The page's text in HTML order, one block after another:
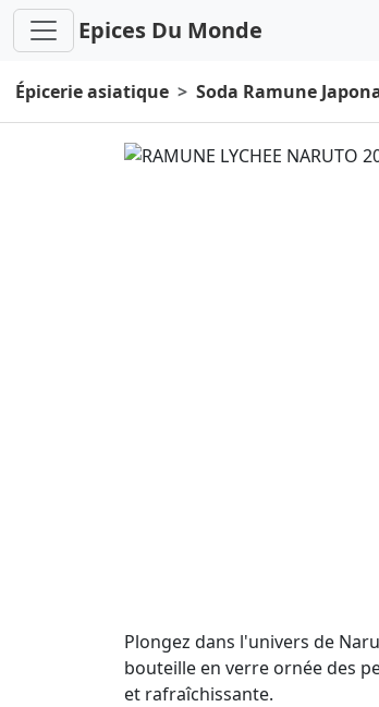
Epices Du Monde
Épicerie asiatique Soda Ramune
Plongez dans l'univers de
bouteille en verre ornée des
et rafraîchissante.